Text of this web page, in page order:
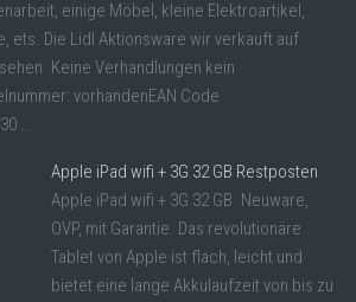
einige Möbel, kleine Elektroartikel,
ets. Die Lidl Aktionsware wir verkauft auf
Keine Verhandlungen kein
vorhandenEAN Code
...
Apple iPad wifi + 3G 32 GB Restposten
Apple iPad wifi + 3G 32 GB. Neuware,
OVP, mit Garantie. Das revolutionäre
Tablet von Apple ist flach, leicht und
bietet eine lange Akkulaufzeit von bis zu